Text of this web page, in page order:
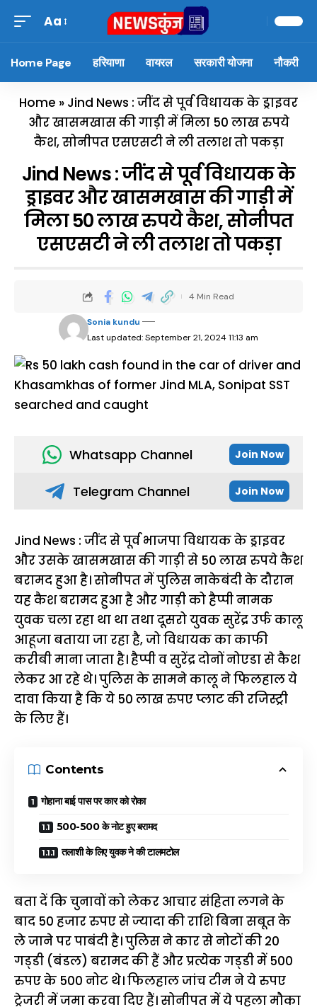
Aa
Home Page हरियाणा वायरल सरकारी योजना नौकरी
Home » Jind News : जींद से पूर्व विधायक के ड्राइवर
और खासमखास की गाड़ी में मिला 50 लाख रुपये
कैश, सोनीपत एसएसटी ने ली तलाश तो पकड़ा
Jind News : जींद से पूर्व विधायक के
ड्राइवर और खासमखास की गाड़ी में
मिला 50 लाख रुपये कैश, सोनीपत
एसएसटी ने ली तलाश तो पकड़ा
Last updated: September 21, 2024 11:13 am
Sonia kundu
4 Min Read
Whatsapp Channel Join Now
Telegram Channel Join Now
Jind News : जींद से पूर्व भाजपा विधायक के ड्राइवर
और उसके खासमखास की गाड़ी से 50 लाख रुपये कैश
बरामद हुआ है। सोनीपत में पुलिस नाकेबंदी के दौरान
यह कैश बरामद हुआ है और गाड़ी को हैप्पी नामक
युवक चला रहा था था तथा दूसरो युवक सुरेंद्र उर्फ कालू
आहूजा बताया जा रहा है, जो विधायक का काफी
करीबी माना जाता है। हैप्पी व सुरेंद्र दोनों नोएडा से कैश
लेकर आ रहे थे। पुलिस के सामने कालू ने फिलहाल ये
दावा किया है कि ये 50 लाख रुपए प्लाट की रजिस्ट्री
के लिए हैं।
Contents
गोहाना बाई पास पर कार को रोका
500-500 के नोट हुए बरामद
तलाशी के लिए युवक ने की टालमटोल
बता दें कि चुनावों को लेकर आचार संहिता लगने के
बाद 50 हजार रुपए से ज्यादा की राशि बिना सबूत के
ले जाने पर पाबंदी है। पुलिस ने कार से नोटों की 20
गड्‌डी (बंडल) बरामद की हैं और प्रत्येक गड्‌डी में 500
रुपए के 500 नोट थे। फिलहाल जांच टीम ने ये रुपए
ट्रेजरी में जमा करवा दिए हैं। सोनीपत में ये पहला मौका